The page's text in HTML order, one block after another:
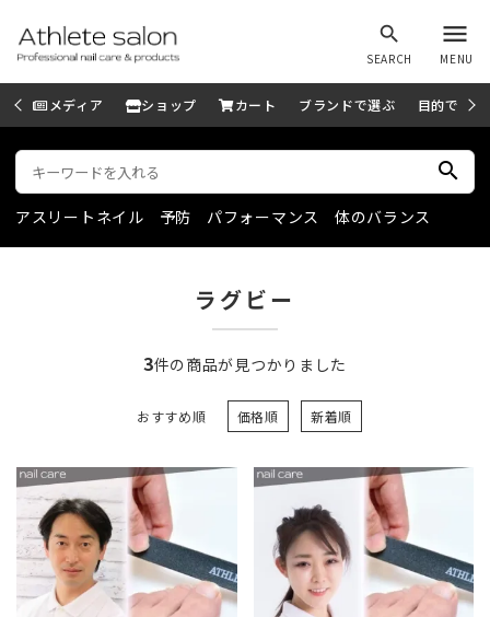
search
SEARCH
menu
MENU
メディア ショップ カート ブランドで選ぶ 目的で選ぶ
search
アスリートネイル 予防 パフォーマンス 体のバランス
ラグビー
3件の商品が見つかりました
おすすめ順 価格順 新着順